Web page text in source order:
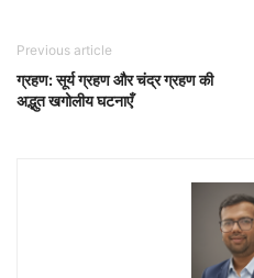
Previous article
ग्रहण: सूर्य ग्रहण और चंद्र ग्रहण की
अद्भुत खगोलीय घटनाएँ